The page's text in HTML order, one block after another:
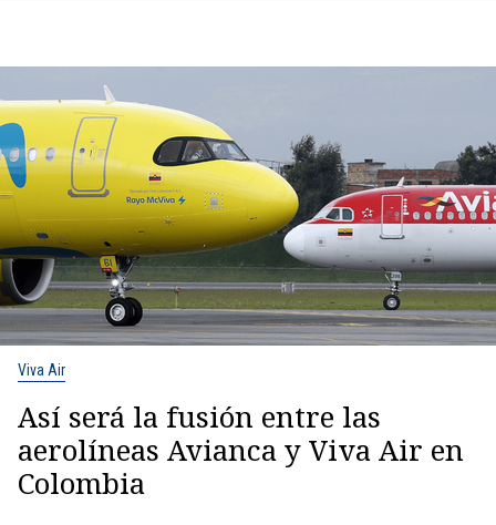
Viva Air
Así será la fusión entre las
aerolíneas Avianca y Viva Air en
Colombia